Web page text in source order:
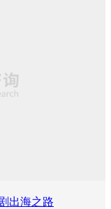
出海之路